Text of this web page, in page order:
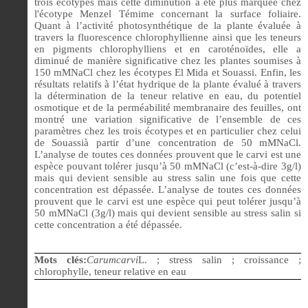
l'écotype Menzel Témime concernant la surface foliaire.
Quant à l’activité photosynthétique de la plante évaluée à
travers la fluorescence chlorophyllienne ainsi que les teneurs
en pigments chlorophylliens et en caroténoïdes, elle a
diminué de manière significative chez les plantes soumises à
150 mMNaCl chez les écotypes El Mida et Souassi. Enfin, les
résultats relatifs à l’état hydrique de la plante évalué à travers
la détermination de la teneur relative en eau, du potentiel
osmotique et de la perméabilité membranaire des feuilles, ont
montré une variation significative de l’ensemble de ces
paramètres chez les trois écotypes et en particulier chez celui
de Souassià partir d’une concentration de 50 mMNaCl.
L’analyse de toutes ces données prouvent que le carvi est une
espèce pouvant tolérer jusqu’à 50 mMNaCl (c’est-à-dire 3g/l)
mais qui devient sensible au stress salin une fois que cette
concentration est dépassée. L’analyse de toutes ces données
prouvent que le carvi est une espèce qui peut tolérer jusqu’à
50 mMNaCl (3g/l) mais qui devient sensible au stress salin si
cette concentration a été dépassée.
Mots clés:CarumcarviL. ; stress salin ; croissance ;
chlorophylle, teneur relative en eau